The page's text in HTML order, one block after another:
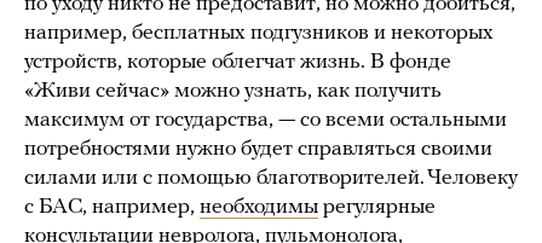
например, бесплатных подгузников и некоторых
устройств, которые облегчат жизнь. В фонде
«Живи сейчас» можно узнать, как получить
максимум от государства, — со всеми остальными
потребностями нужно будет справляться своими
силами или с помощью благотворителей. Человеку
с БАС, например, необходимы регулярные
консультации невролога, пульмонолога,